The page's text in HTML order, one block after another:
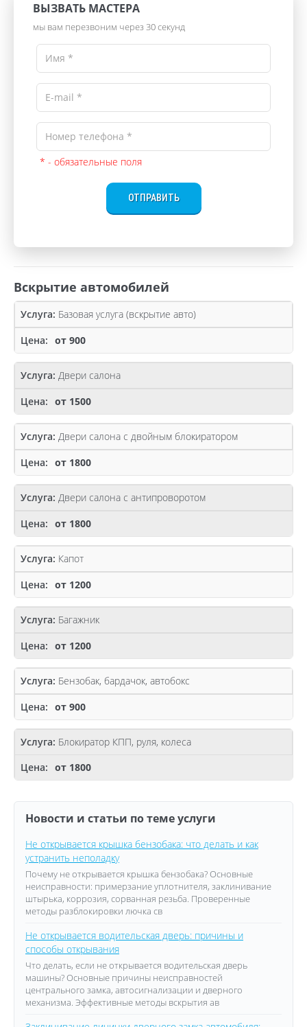
ВЫЗВАТЬ МАСТЕРА
мы вам перезвоним через 30 секунд
* - обязательные поля
ОТПРАВИТЬ
Вскрытие автомобилей
Базовая услуга (вскрытие авто)
от 900
Двери салона
от 1500
Двери салона с двойным блокиратором
от 1800
Двери салона с антипроворотом
от 1800
Капот
от 1200
Багажник
от 1200
Бензобак, бардачок, автобокс
от 900
Блокиратор КПП, руля, колеса
от 1800
Новости и статьи по теме услуги
Не открывается крышка бензобака: что делать и как
устранить неполадку
Почему не открывается крышка бензобака? Основные
неисправности: примерзание уплотнителя, заклинивание
штырька, коррозия, сорванная резьба. Проверенные
методы разблокировки лючка св
Не открывается водительская дверь: причины и
способы открывания
Что делать, если не открывается водительская дверь
машины? Основные причины неисправностей
центрального замка, автосигнализации и дверного
механизма. Эффективные методы вскрытия ав